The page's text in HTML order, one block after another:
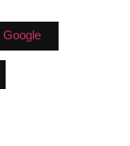
Google